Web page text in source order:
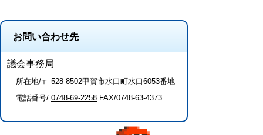
お問い合わせ先
議会事務局
所在地/〒 528-8502甲賀市水口町水口6053番地
電話番号/ 0748-69-2258 FAX/0748-63-4373